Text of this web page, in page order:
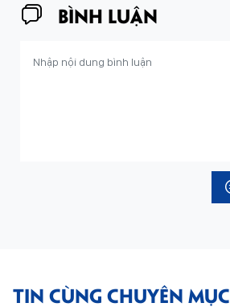
BÌNH LUẬN
TIN CÙNG CHUYÊN MỤC